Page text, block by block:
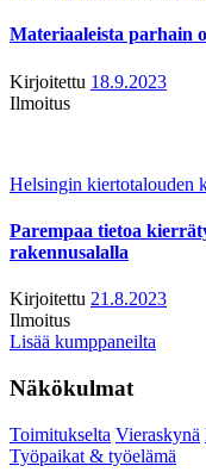
Materiaaleista parhain
Kirjoitettu 18.9.2023
Ilmoitus
Helsingin kiertotalouden
Parempaa tietoa
rakennusalalla
Kirjoitettu 21.8.2023
Ilmoitus
Lisää kumppaneilta
Näkökulmat
Toimitukselta Vieraskynä
Työpaikat & työelämä